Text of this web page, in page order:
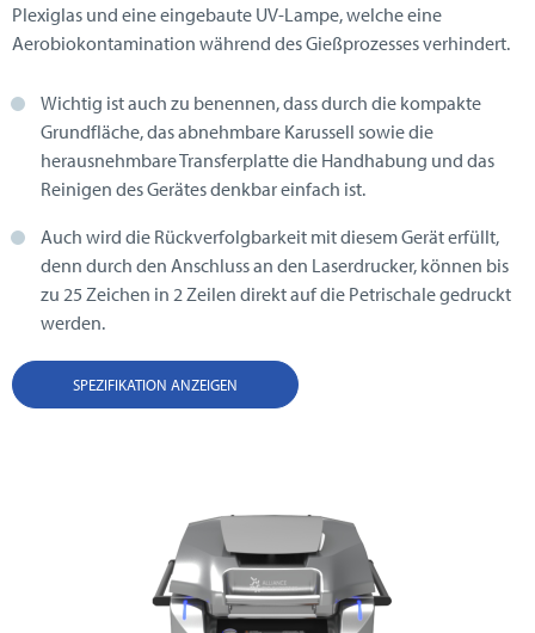
Plexiglas und eine eingebaute UV-Lampe, welche eine
Aerobiokontamination während des Gießprozesses verhindert.
Wichtig ist auch zu benennen, dass durch die kompakte
Grundfläche, das abnehmbare Karussell sowie die
herausnehmbare Transferplatte die Handhabung und das
Reinigen des Gerätes denkbar einfach ist.
Auch wird die Rückverfolgbarkeit mit diesem Gerät erfüllt,
denn durch den Anschluss an den Laserdrucker, können bis
zu 25 Zeichen in 2 Zeilen direkt auf die Petrischale gedruckt
werden.
SPEZIFIKATION ANZEIGEN